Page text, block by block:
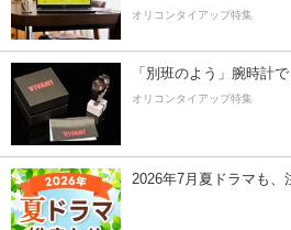
オリコンタイアップ特集
「別班のよう」腕時計
オリコンタイアップ特集
2026年7月夏ドラマも、